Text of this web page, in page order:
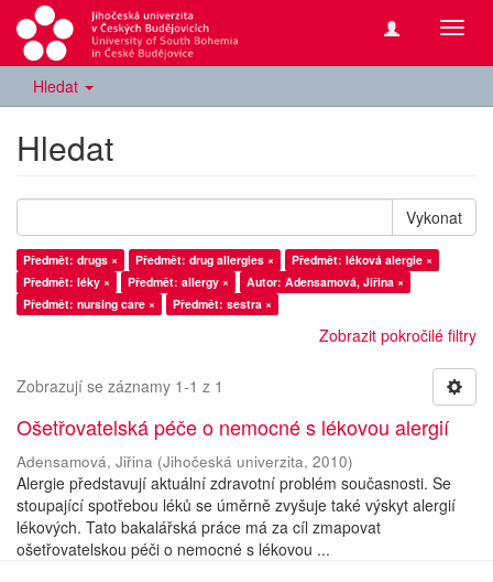
Hledat
Hledat
Vykonat
Předmět: drugs × Předmět: drug allergies ×
Předmět: léková alergie ×
Předmět: léky ×
Předmět: allergy ×
Autor: Adensamová, Jiřina ×
Předmět: nursing care ×
Předmět: sestra ×
Zobrazit pokročilé filtry
Zobrazují se záznamy 1-1 z 1
Ošetřovatelská péče o nemocné s lékovou alergií
Adensamová, Jiřina (Jihočeská univerzita, 2010)
Alergie představují aktuální zdravotní problém současnosti. Se
stoupající spotřebou léků se úměrně zvyšuje také výskyt alergií
lékových. Tato bakalářská práce má za cíl zmapovat
ošetřovatelskou péči o nemocné s lékovou ...